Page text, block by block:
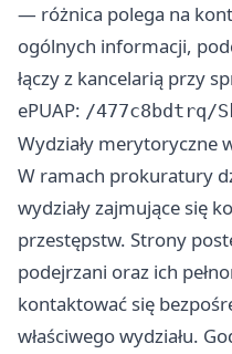
— różnica polega na
ogólnych informacji,
łączy z kancelarią przy
ePUAP: /477c8bdtrq/
Wydziały merytoryczne
W ramach prokuratury
wydziały zajmujące się
przestępstw. Strony
podejrzani oraz ich
kontaktować się
właściwego wydziału.